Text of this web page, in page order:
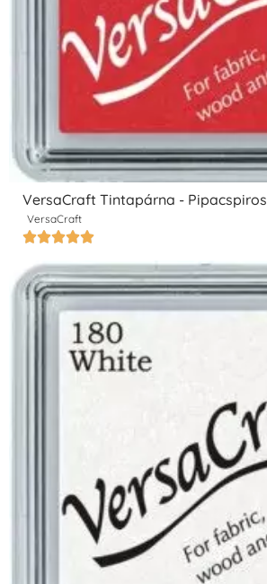
VersaCraft Tintapárna - Pipacspiros
VersaCraft
